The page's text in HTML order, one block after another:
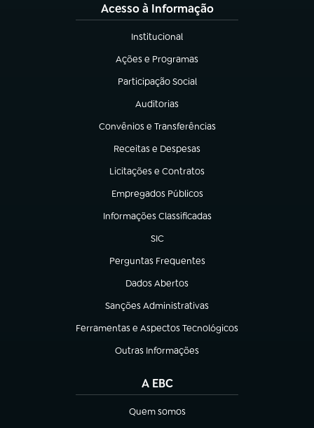
Acesso à Informação
Institucional
(abre em nova aba)
Ações e Programas
(abre em nova aba)
Participação Social
(abre em nova aba)
Auditorias
(abre em nova aba)
Convênios e Transferências
(abre em nova aba)
Receitas e Despesas
(abre em nova aba)
Licitações e Contratos
(abre em nova aba)
Empregados Públicos
(abre em nova aba)
Informações Classificadas
(abre em nova aba)
SIC
(abre em nova aba)
Perguntas Frequentes
(abre em nova aba)
Dados Abertos
(abre em nova aba)
Sanções Administrativas
(abre em nova aba)
Ferramentas e Aspectos Tecnológicos
(abre em nova aba)
Outras Informações
(abre em nova aba)
A EBC
Quem somos
(abre em nova aba)